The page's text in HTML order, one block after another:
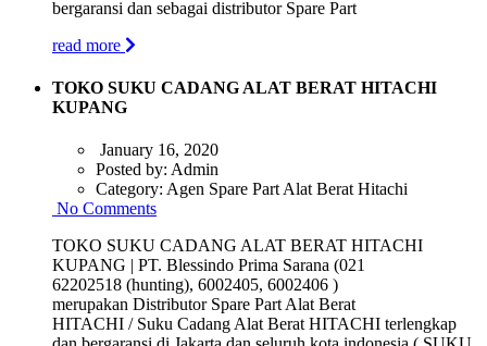
bergaransi dan sebagai distributor Spare Part
read more
TOKO SUKU CADANG ALAT BERAT HITACHI
KUPANG
January 16, 2020
Posted by: Admin
Category: Agen Spare Part Alat Berat Hitachi
No Comments
TOKO SUKU CADANG ALAT BERAT HITACHI
KUPANG | PT. Blessindo Prima Sarana (021
62202518 (hunting), 6002405, 6002406 )
merupakan Distributor Spare Part Alat Berat
HITACHI / Suku Cadang Alat Berat HITACHI terlengkap